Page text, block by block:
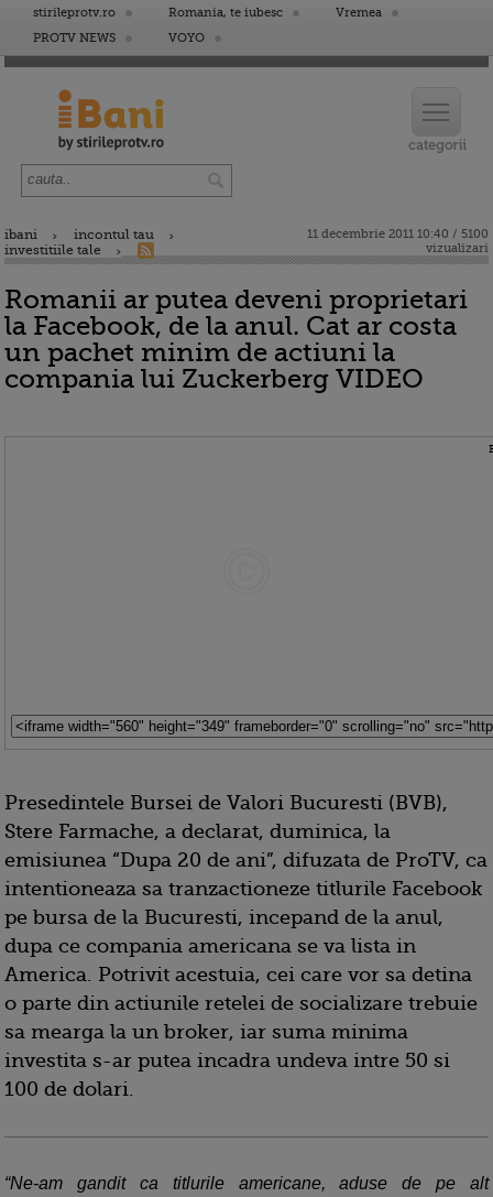
stirileprotv.ro Romania, te iubesc
Vremea
PROTV NEWS
VOYO
ibani
incontul tau
investitiile tale
11 decembrie 2011 10:40 / 5100
vizualizari
Romanii ar putea deveni proprietari
la Facebook, de la anul. Cat ar costa
un pachet minim de actiuni la
compania lui Zuckerberg VIDEO
Presedintele Bursei de Valori Bucuresti (BVB),
Stere Farmache, a declarat, duminica, la
emisiunea “Dupa 20 de ani”, difuzata de ProTV, ca
intentioneaza sa tranzactioneze titlurile Facebook
pe bursa de la Bucuresti, incepand de la anul,
dupa ce compania americana se va lista in
America. Potrivit acestuia, cei care vor sa detina
o parte din actiunile retelei de socializare trebuie
sa mearga la un broker, iar suma minima
investita s-ar putea incadra undeva intre 50 si
100 de dolari.
“Ne-am gandit ca titlurile americane, aduse de pe alt